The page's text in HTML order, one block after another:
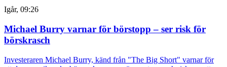
Igår, 09:26
Michael Burry varnar för börstopp – ser risk för
börskrasch
Investeraren Michael Burry, känd från "The Big Short" varnar för